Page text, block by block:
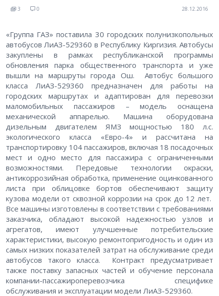
3 0 28.12.2016
«Группа ГАЗ» поставила 30 городских полунизкопольных
автобусов ЛиАЗ-529360 в Республику Киргизия. Автобусы
закуплены в рамках республиканской программы
обновления парка общественного транспорта и уже
вышли на маршруты города Ош. Автобус большого
класса ЛиАЗ-529360 предназначен для работы на
городских маршрутах и адаптирован для перевозки
маломобильных пассажиров – модель оснащена
механической аппарелью. Машина оборудована
дизельным двигателем ЯМЗ мощностью 180 л.с.
экологического класса «Евро-4» и рассчитана на
транспортировку 104 пассажиров, включая 18 посадочных
мест и одно место для пассажира с ограниченными
возможностями. Передовые технологии окраски,
антикоррозийная обработка, применение оцинкованного
листа при облицовке бортов обеспечивают защиту
кузова модели от сквозной коррозии на срок до 12 лет.
Все машины изготовлены в соответствии с требованиями
заказчика, обладают высокой надежностью узлов и
агрегатов, имеют улучшенные потребительские
характеристики, высокую ремонтопригодность и один из
самых низких показателей затрат на обслуживание среди
автобусов такого класса. Контракт предусматривает
также поставку запасных частей и обучение персонала
компании-пассажироперевозчика специфике
обслуживания и эксплуатации модели ЛиАЗ-529360.